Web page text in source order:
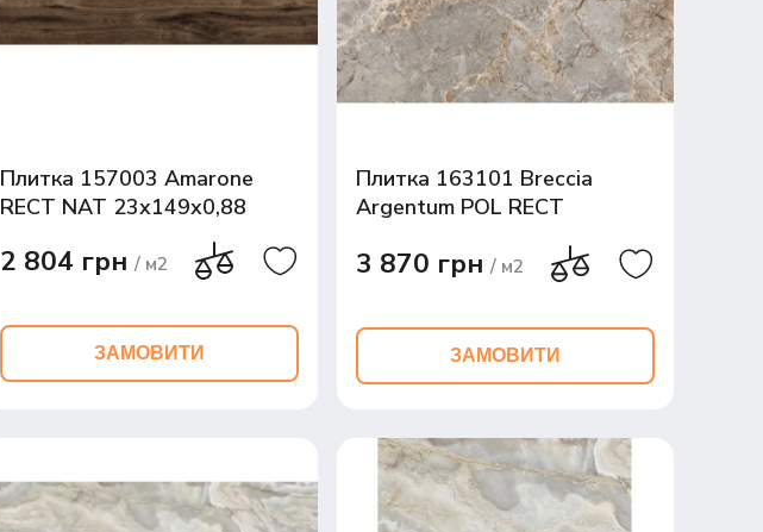
Плитка 157003 Amarone
RECT NAT 23x149x0,88
2 804 грн / м2
ЗАМОВИТИ
Плитка 163101 Breccia
Argentum POL RECT
3 870 грн / м2
ЗАМОВИТИ